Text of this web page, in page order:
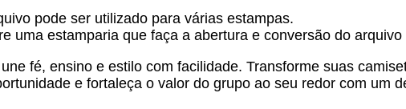
pode ser utilizado para várias estampas.
uma estamparia que faça a abertura e conversão do arquivo
fé, ensino e estilo com facilidade. Transforme suas
e fortaleça o valor do grupo ao seu redor com um